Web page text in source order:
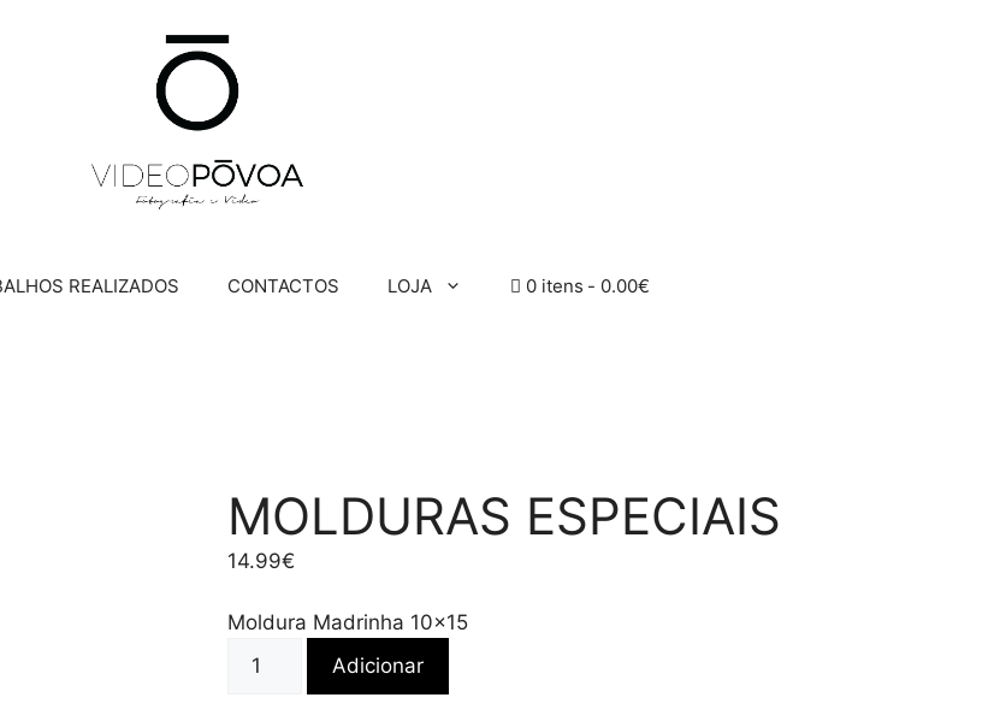
REALIZADOS CONTACTOS LOJA 0 itens 0.00€
MOLDURAS ESPECIAIS
14.99€
Moldura Madrinha 10×15
Adicionar